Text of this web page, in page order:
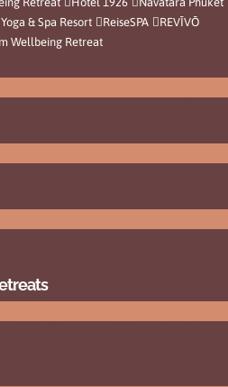
& Spa Resort ReiseSPA REVĪVŌ
Wellbeing Retreat